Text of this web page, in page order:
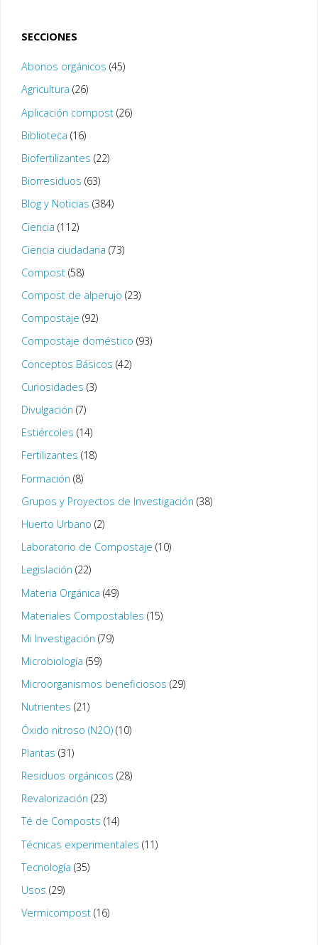
SECCIONES
Abonos orgánicos (45)
Agricultura (26)
Aplicación compost(26)
Biblioteca (16)
Biofertilizantes (22)
Biorresiduos (63)
Blog y Noticias (384)
Ciencia (112)
Ciencia ciudadana (73)
Compost(58)
Compost de alperujo (23)
Compostaje (92)
Compostaje doméstico (93)
Conceptos Básicos (42)
Curiosidades (3)
Divulgación (7)
Estiércoles (14)
Fertilizantes (18)
Formación (8)
Grupos y Proyectos de Investigación (38)
Huerto Urbano (2)
Laboratorio de Compostaje (10)
Legislación (22)
Materia Orgánica (49)
Materiales Compostables (15)
Mi Investigación (79)
Microbiología (59)
Microorganismos beneficiosos (29)
Nutrientes (21)
Óxido nitroso (N2O)(10)
Plantas (31)
Residuos orgánicos (28)
Revalorización (23)
Té de Composts (14)
Técnicas experimentales (11)
Tecnología (35)
Usos (29)
Vermicompost(16)